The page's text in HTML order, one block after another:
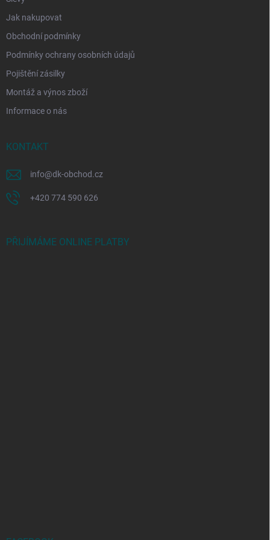
Jak nakupovat
Obchodní podmínky
Podmínky ochrany osobních údajů
Pojištění zásilky
Montáž a výnos zboží
Informace o nás
KONTAKT
info@dk-obchod.cz
+420 774 590 626
PŘIJÍMÁME ONLINE PLATBY